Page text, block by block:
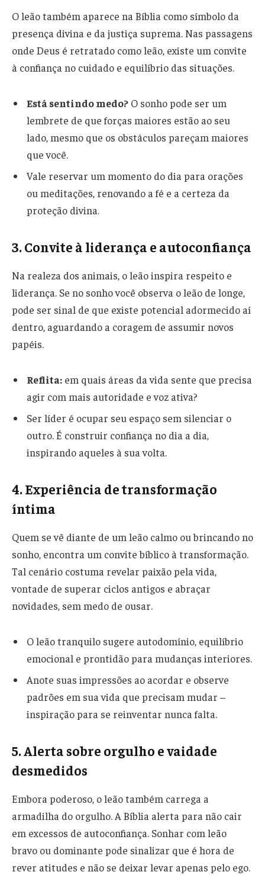
O leão também aparece na Bíblia como símbolo da
presença divina e da justiça suprema. Nas passagens
onde Deus é retratado como leão, existe um convite
à confiança no cuidado e equilíbrio das situações.
Está sentindo medo? O sonho pode ser um
lembrete de que forças maiores estão ao seu
lado, mesmo que os obstáculos pareçam maiores
que você.
Vale reservar um momento do dia para orações
ou meditações, renovando a fé e a certeza da
proteção divina.
3. Convite à liderança e autoconfiança
Na realeza dos animais, o leão inspira respeito e
liderança. Se no sonho você observa o leão de longe,
pode ser sinal de que existe potencial adormecido aí
dentro, aguardando a coragem de assumir novos
papéis.
Reflita: em quais áreas da vida sente que precisa
agir com mais autoridade e voz ativa?
Ser líder é ocupar seu espaço sem silenciar o
outro. É construir confiança no dia a dia,
inspirando aqueles à sua volta.
4. Experiência de transformação
íntima
Quem se vê diante de um leão calmo ou brincando no
sonho, encontra um convite bíblico à transformação.
Tal cenário costuma revelar paixão pela vida,
vontade de superar ciclos antigos e abraçar
novidades, sem medo de ousar.
O leão tranquilo sugere autodomínio, equilíbrio
emocional e prontidão para mudanças interiores.
Anote suas impressões ao acordar e observe
padrões em sua vida que precisam mudar –
inspiração para se reinventar nunca falta.
5. Alerta sobre orgulho e vaidade
desmedidos
Embora poderoso, o leão também carrega a
armadilha do orgulho. A Bíblia alerta para não cair
em excessos de autoconfiança. Sonhar com leão
bravo ou dominante pode sinalizar que é hora de
rever atitudes e não se deixar levar apenas pelo ego.